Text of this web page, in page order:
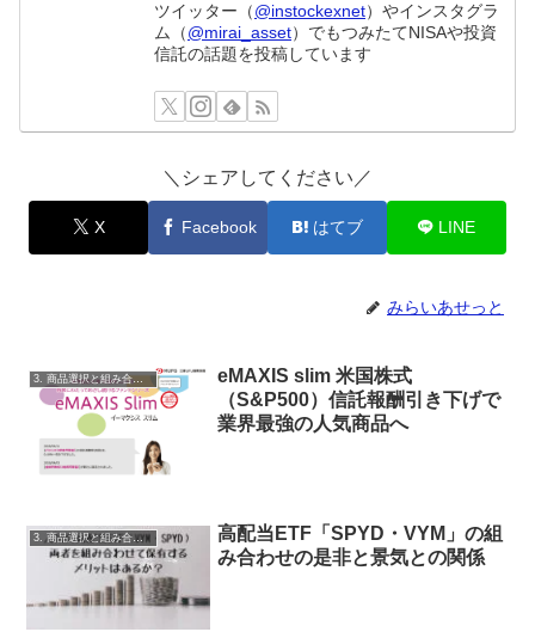
ツイッター（@instockexnet）やインスタグラ
ム（@mirai_asset）でもつみたてNISAや投資
信託の話題を投稿しています
＼シェアしてください／
X Facebook はてブ LINE
みらいあせっと
3. 商品選択と組み合わせ
eMAXIS slim 米国株式
（S&P500）信託報酬引き下げで
業界最強の人気商品へ
3. 商品選択と組み合わせ
高配当ETF「SPYD・VYM」の組
み合わせの是非と景気との関係